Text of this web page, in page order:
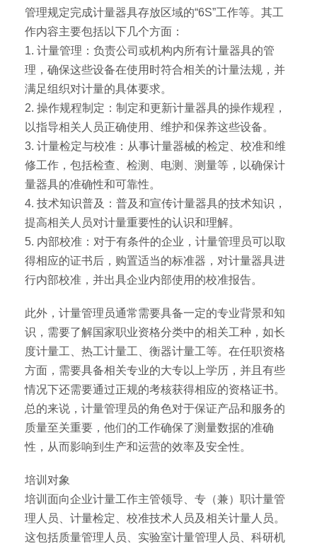
管理规定完成计量器具存放区域的“6S”工作等。其工
作内容主要包括以下几个方面：
1. 计量管理：负责公司或机构内所有计量器具的管
理，确保这些设备在使用时符合相关的计量法规，并
满足组织对计量的具体要求。
2. 操作规程制定：制定和更新计量器具的操作规程，
以指导相关人员正确使用、维护和保养这些设备。
3. 计量检定与校准：从事计量器械的检定、校准和维
修工作，包括检查、检测、电测、测量等，以确保计
量器具的准确性和可靠性。
4. 技术知识普及：普及和宣传计量器具的技术知识，
提高相关人员对计量重要性的认识和理解。
5. 内部校准：对于有条件的企业，计量管理员可以取
得相应的证书后，购置适当的标准器，对计量器具进
行内部校准，并出具企业内部使用的校准报告。
此外，计量管理员通常需要具备一定的专业背景和知
识，需要了解国家职业资格分类中的相关工种，如长
度计量工、热工计量工、衡器计量工等。在任职资格
方面，需要具备相关专业的大专以上学历，并且有些
情况下还需要通过正规的考核获得相应的资格证书。
总的来说，计量管理员的角色对于保证产品和服务的
质量至关重要，他们的工作确保了测量数据的准确
性，从而影响到生产和运营的效率及安全性。
培训对象
培训面向企业计量工作主管领导、专（兼）职计量管
理人员、计量检定、校准技术人员及相关计量人员。
这包括质量管理人员、实验室计量管理人员、科研机